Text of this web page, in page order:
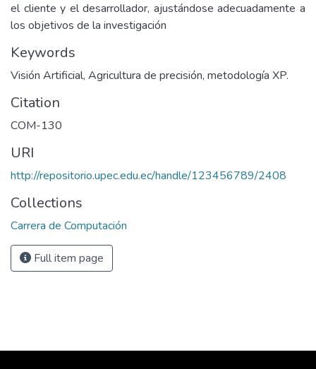
el cliente y el desarrollador, ajustándose adecuadamente a
los objetivos de la investigación
Keywords
Visión Artificial, Agricultura de precisión, metodología XP.
Citation
COM-130
URI
http://repositorio.upec.edu.ec/handle/123456789/2408
Collections
Carrera de Computación
Full item page